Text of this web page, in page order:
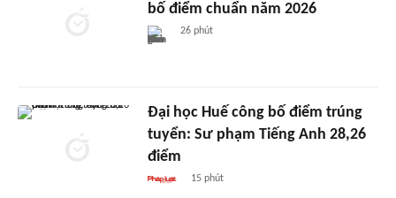
bố điểm chuẩn năm 2026
26 phút
Đại học Huế công bố điểm trúng
tuyển: Sư phạm Tiếng Anh 28,26
điểm
15 phút